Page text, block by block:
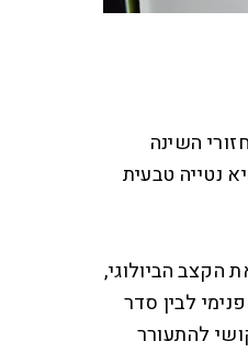
השינה
נטייה טבעית
הקצב הביולוגי,
לבין סדר
להתעורר